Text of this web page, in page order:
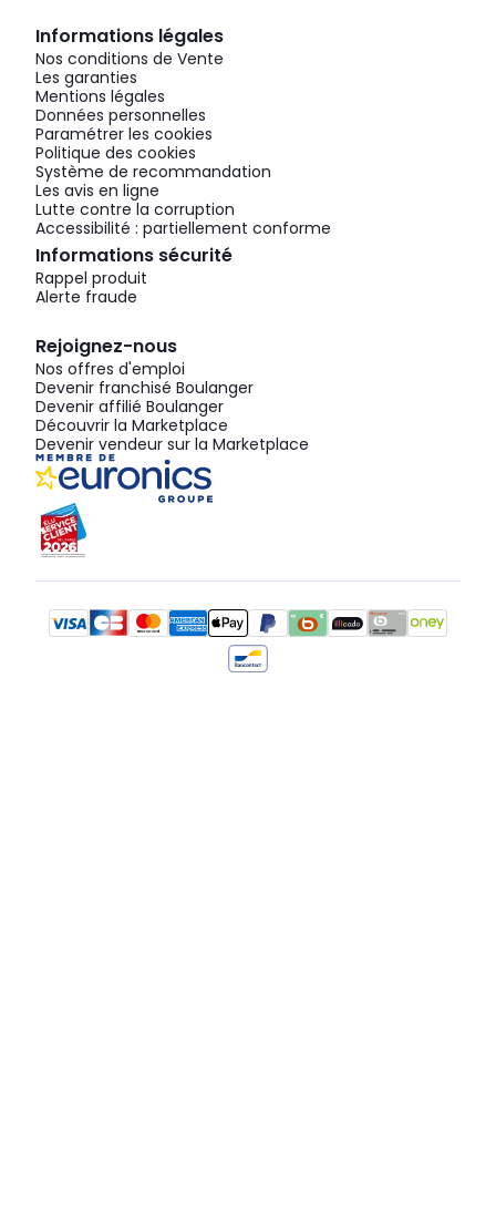
Informations légales
Nos conditions de Vente
Les garanties
Mentions légales
Données personnelles
Paramétrer les cookies
Politique des cookies
Système de recommandation
Les avis en ligne
Lutte contre la corruption
Accessibilité : partiellement conforme
Informations sécurité
Rappel produit
Alerte fraude
Rejoignez-nous
Nos offres d'emploi
Devenir franchisé Boulanger
Devenir affilié Boulanger
Découvrir la Marketplace
Devenir vendeur sur la Marketplace